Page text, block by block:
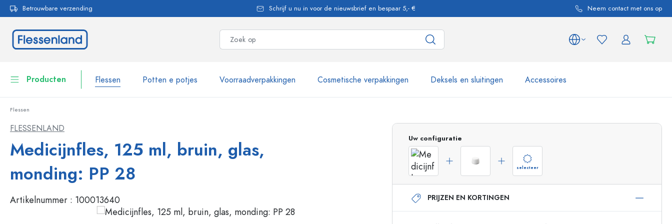
Ga naar de hoofdnavigatie
Betrouwbare verzending Schrijf u nu in voor de nieuwsbrief en bespaar 5,- € Neem contact met ons op
Producten Flessen Potten e potjes Voorraadverpakkingen Cosmetische verpakkingen Deksels en sluitingen Accessoires
Potten e potjes
Cosmetische verpakkingen
Flessen per merk
WECK flessen
Estal flessen
Beugelflessen
Sprayflessen
Airless Dispenser
Rollerflesjes
Potten e Potjes
Ontdek nu
Nu winkelen
Flessen
FLESSENLAND
Medicijnfles, 125 ml, bruin, glas,
monding: PP 28
Artikelnummer : 100013640
Uw configuratie
selecteer
PRIJZEN EN KORTINGEN